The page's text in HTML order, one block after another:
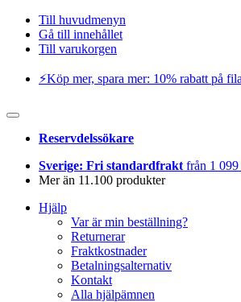
Till huvudmenyn
Gå till innehållet
Till varukorgen
⚡️Köp mer, spara mer: 10% rabatt på
Reservdelssökare
Sverige: Fri standardfrakt från 1
Mer än 11.100 produkter
Hjälp
Var är min beställning?
Returnerar
Fraktkostnader
Betalningsalternativ
Kontakt
Alla hjälpämnen